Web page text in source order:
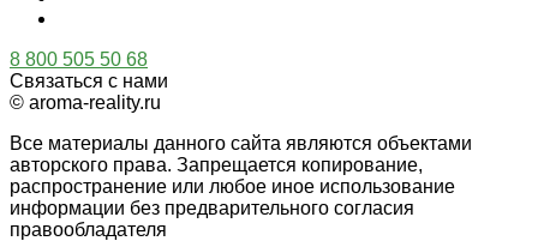
8 800 505 50 68
Связаться с нами
© aroma-reality.ru
Все материалы данного сайта являются объектами
авторского права. Запрещается копирование,
распространение или любое иное использование
информации без предварительного согласия
правообладателя